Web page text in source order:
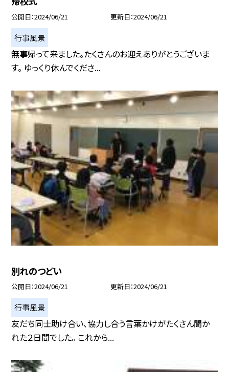
公開日 2024/06/21 更新日 2024/06/21
行事風景
無事帰って来ました。たくさんのお迎えありがとうございま
す。 ゆっくり休んでくださ...
別れのつどい
公開日 2024/06/21 更新日 2024/06/21
行事風景
友だち同士助け合い、協力し合う言葉かけがたくさん聞か
れた２日間でした。 これから...